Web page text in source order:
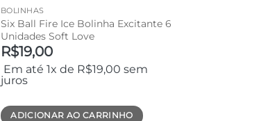
BOLINHAS
Six Ball Fire Ice Bolinha Excitante 6
Unidades Soft Love
R$19,00
Em até 1x de R$19,00 sem
juros
ADICIONAR AO CARRINHO